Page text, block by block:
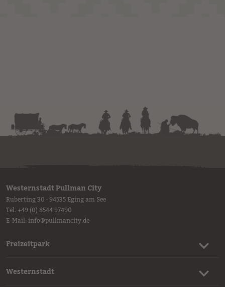
Westernstadt Pullman City
Ruberting 30 · 94535 Eging am See
Tel. +49 (0) 8544 97490
E-Mail:info@pullmancity.de
Freizeitpark
Westernstadt